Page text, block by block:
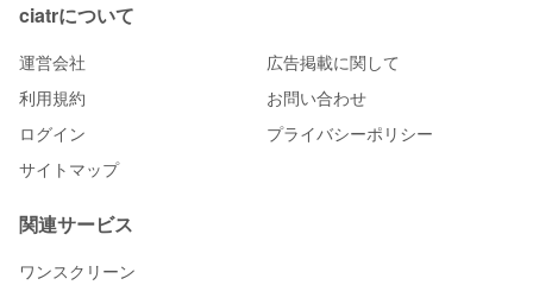
ciatrについて
運営会社
広告掲載に関して
利用規約
お問い合わせ
ログイン
プライバシーポリシー
サイトマップ
関連サービス
ワンスクリーン